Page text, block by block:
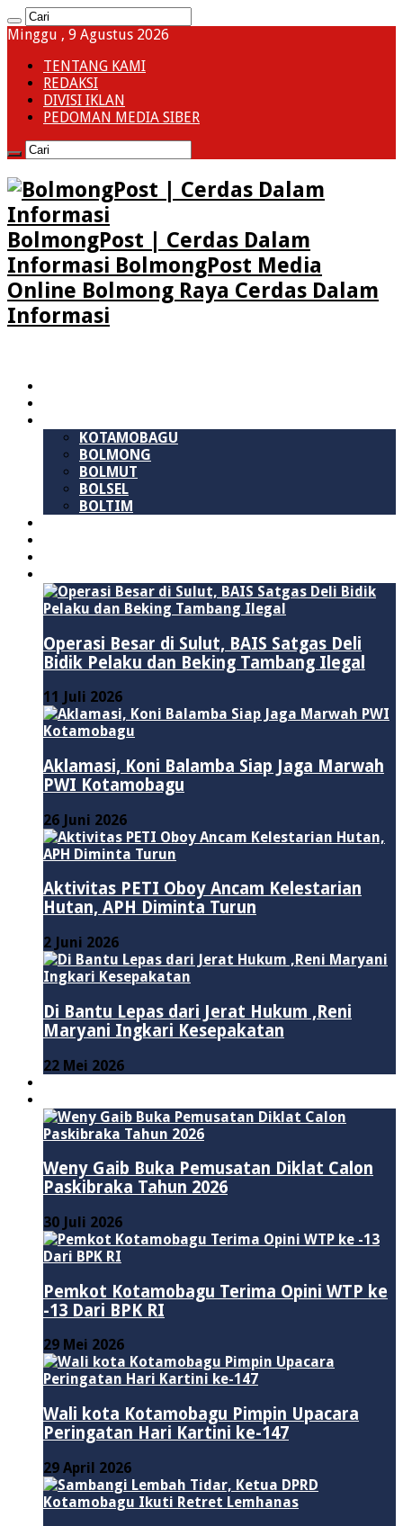
Minggu , 9 Agustus 2026
TENTANG KAMI
REDAKSI
DIVISI IKLAN
PEDOMAN MEDIA SIBER
BolmongPost | Cerdas Dalam
Informasi BolmongPost Media
Online Bolmong Raya Cerdas Dalam
Informasi
KOTAMOBAGU
BOLMONG
BOLMUT
BOLSEL
BOLTIM
Operasi Besar di Sulut, BAIS Satgas Deli
Bidik Pelaku dan Beking Tambang Ilegal
11 Juli 2026
Aklamasi, Koni Balamba Siap Jaga Marwah
PWI Kotamobagu
26 Juni 2026
Aktivitas PETI Oboy Ancam Kelestarian
Hutan, APH Diminta Turun
2 Juni 2026
Di Bantu Lepas dari Jerat Hukum ,Reni
Maryani Ingkari Kesepakatan
22 Mei 2026
Weny Gaib Buka Pemusatan Diklat Calon
Paskibraka Tahun 2026
30 Juli 2026
Pemkot Kotamobagu Terima Opini WTP ke
-13 Dari BPK RI
29 Mei 2026
Wali kota Kotamobagu Pimpin Upacara
Peringatan Hari Kartini ke-147
29 April 2026